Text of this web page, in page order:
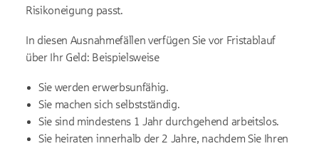
Risikoneigung passt.
In diesen Ausnahmefällen verfügen Sie vor Fristablauf
über Ihr Geld: Beispielsweise
Sie werden erwerbsunfähig.
Sie machen sich selbstständig.
Sie sind mindestens 1 Jahr durchgehend arbeitslos.
Sie heiraten innerhalb der 2 Jahre, nachdem Sie Ihren